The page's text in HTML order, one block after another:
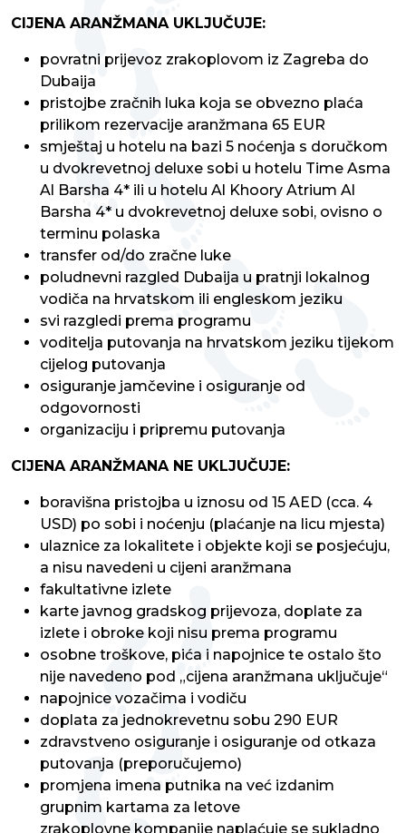
CIJENA ARANŽMANA UKLJUČUJE:
povratni prijevoz zrakoplovom iz Zagreba do
Dubaija
pristojbe zračnih luka koja se obvezno plaća
prilikom rezervacije aranžmana 65 EUR
smještaj u hotelu na bazi 5 noćenja s doručkom
u dvokrevetnoj deluxe sobi u hotelu Time Asma
Al Barsha 4* ili u hotelu Al Khoory Atrium Al
Barsha 4* u dvokrevetnoj deluxe sobi, ovisno o
terminu polaska
transfer od/do zračne luke
poludnevni razgled Dubaija u pratnji lokalnog
vodiča na hrvatskom ili engleskom jeziku
svi razgledi prema programu
voditelja putovanja na hrvatskom jeziku tijekom
cijelog putovanja
osiguranje jamčevine i osiguranje od
odgovornosti
organizaciju i pripremu putovanja
CIJENA ARANŽMANA NE UKLJUČUJE:
boravišna pristojba u iznosu od 15 AED (cca. 4
USD) po sobi i noćenju (plaćanje na licu mjesta)
ulaznice za lokalitete i objekte koji se posjećuju,
a nisu navedeni u cijeni aranžmana
fakultativne izlete
karte javnog gradskog prijevoza, doplate za
izlete i obroke koji nisu prema programu
osobne troškove, pića i napojnice te ostalo što
nije navedeno pod „cijena aranžmana uključuje“
napojnice vozačima i vodiču
doplata za jednokrevetnu sobu 290 EUR
zdravstveno osiguranje i osiguranje od otkaza
putovanja (preporučujemo)
promjena imena putnika na već izdanim
grupnim kartama za letove
zrakoplovne kompanije naplaćuje se sukladno